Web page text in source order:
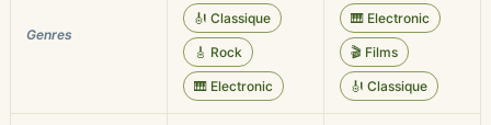
Genres
🎻 Classique
🎸 Rock
🎹 Electronic
🎹 Electronic
🎬 Films
🎻 Classique